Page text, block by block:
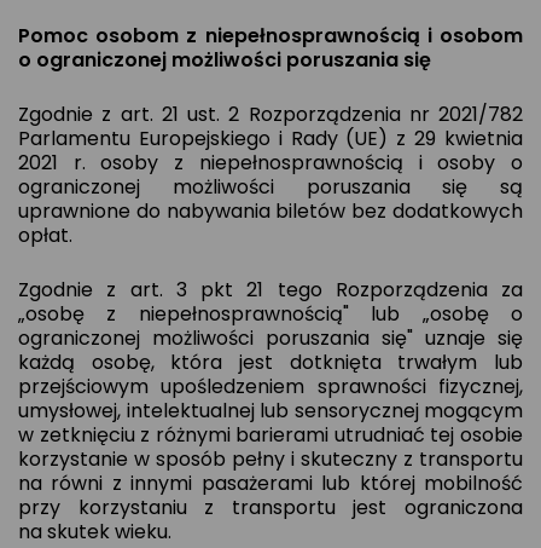
Pomoc osobom z niepełnosprawnością i osobom
o ograniczonej możliwości poruszania się
Zgodnie z art. 21 ust. 2 Rozporządzenia nr 2021/782
Parlamentu Europejskiego i Rady (UE) z 29 kwietnia
2021 r. osoby z niepełnosprawnością i osoby o
ograniczonej możliwości poruszania się są
uprawnione do nabywania biletów bez dodatkowych
opłat.
Zgodnie z art. 3 pkt 21 tego Rozporządzenia za
„osobę z niepełnosprawnością" lub „osobę o
ograniczonej możliwości poruszania się" uznaje się
każdą osobę, która jest dotknięta trwałym lub
przejściowym upośledzeniem sprawności fizycznej,
umysłowej, intelektualnej lub sensorycznej mogącym
w zetknięciu z różnymi barierami utrudniać tej osobie
korzystanie w sposób pełny i skuteczny z transportu
na równi z innymi pasażerami lub której mobilność
przy korzystaniu z transportu jest ograniczona
na skutek wieku.